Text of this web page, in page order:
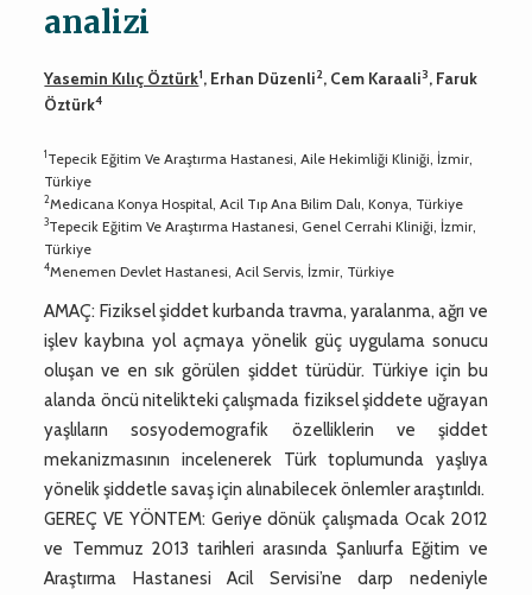
analizi
Yasemin Kılıç Öztürk1, Erhan Düzenli2, Cem Karaali3, Faruk
Öztürk4
1Tepecik Eğitim Ve Araştırma Hastanesi, Aile Hekimliği Kliniği, İzmir,
Türkiye
2Medicana Konya Hospital, Acil Tıp Ana Bilim Dalı, Konya, Türkiye
3Tepecik Eğitim Ve Araştırma Hastanesi, Genel Cerrahi Kliniği, İzmir,
Türkiye
4Menemen Devlet Hastanesi, Acil Servis, İzmir, Türkiye
AMAÇ: Fiziksel şiddet kurbanda travma, yaralanma, ağrı ve
işlev kaybına yol açmaya yönelik güç uygulama sonucu
oluşan ve en sık görülen şiddet türüdür. Türkiye için bu
alanda öncü nitelikteki çalışmada fiziksel şiddete uğrayan
yaşlıların sosyodemografik özelliklerin ve şiddet
mekanizmasının incelenerek Türk toplumunda yaşlıya
yönelik şiddetle savaş için alınabilecek önlemler araştırıldı.
GEREÇ VE YÖNTEM: Geriye dönük çalışmada Ocak 2012
ve Temmuz 2013 tarihleri arasında Şanlıurfa Eğitim ve
Araştırma Hastanesi Acil Servisi’ne darp nedeniyle